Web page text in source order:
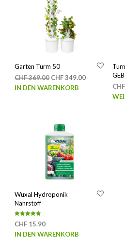
Garten Turm 50
CHF369.00 Ursprünglicher
Preis
CHF349.00Aktueller
IN DEN WARENKORB
CHF
Wuxal Hydroponik
Nährstoff
Bewertet mit
5.00
CHF 15.90
IN DEN WARENKORB